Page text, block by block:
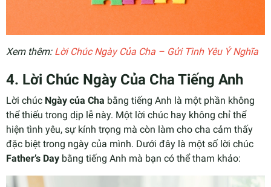
Xem thêm: Lời Chúc Ngày Của Cha – Gửi Tình Yêu Ý Nghĩa
4. Lời Chúc Ngày Của Cha Tiếng Anh
Lời chúc Ngày của Cha bằng tiếng Anh là một phần không
thể thiếu trong dịp lễ này. Một lời chúc hay không chỉ thể
hiện tình yêu, sự kính trọng mà còn làm cho cha cảm thấy
đặc biệt trong ngày của mình. Dưới đây là một số lời chúc
Father’s Day bằng tiếng Anh mà bạn có thể tham khảo: